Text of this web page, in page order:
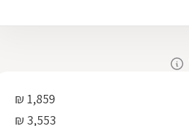
1,859 ₪
3,553 ₪